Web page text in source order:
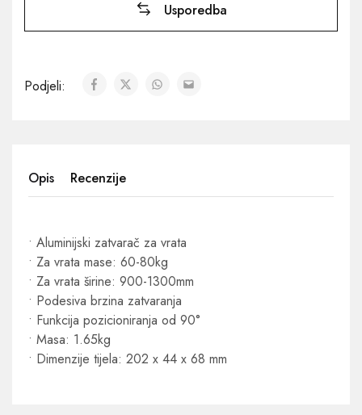
Usporedba
Podjeli:
Opis Recenzije
• Aluminijski zatvarač za vrata
• Za vrata mase: 60-80kg
• Za vrata širine: 900-1300mm
• Podesiva brzina zatvaranja
• Funkcija pozicioniranja od 90°
• Masa: 1.65kg
• Dimenzije tijela: 202 x 44 x 68 mm